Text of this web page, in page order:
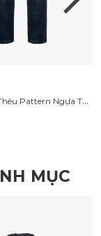
Quần Jean Thêu Pattern Ngựa Túi Sau Form Regular QJ123
MỤC